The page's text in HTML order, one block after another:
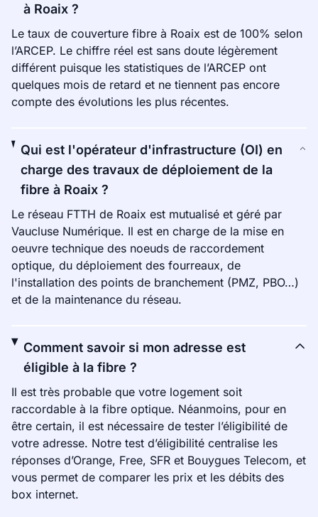
à Roaix ?
Le taux de couverture fibre à Roaix est de 100% selon
l’ARCEP. Le chiffre réel est sans doute légèrement
différent puisque les statistiques de l’ARCEP ont
quelques mois de retard et ne tiennent pas encore
compte des évolutions les plus récentes.
Qui est l'opérateur d'infrastructure (OI) en
charge des travaux de déploiement de la
fibre à Roaix ?
Le réseau FTTH de Roaix est mutualisé et géré par
Vaucluse Numérique. Il est en charge de la mise en
oeuvre technique des noeuds de raccordement
optique, du déploiement des fourreaux, de
l'installation des points de branchement (PMZ, PBO…)
et de la maintenance du réseau.
Comment savoir si mon adresse est
éligible à la fibre ?
Il est très probable que votre logement soit
raccordable à la fibre optique. Néanmoins, pour en
être certain, il est nécessaire de tester l’éligibilité de
votre adresse. Notre test d’éligibilité centralise les
réponses d’Orange, Free, SFR et Bouygues Telecom, et
vous permet de comparer les prix et les débits des
box internet.